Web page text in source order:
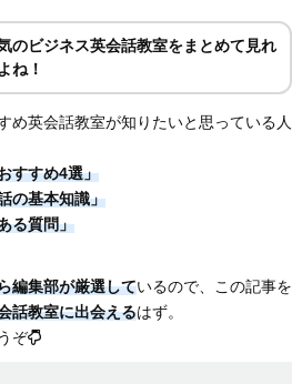
のビジネス英会話教室をまとめて見れ
ね！
め英会話教室が知りたいと思っている人
すすめ4選」
の基本知識」
る質問」
編集部が厳選しているので、この記事を
話教室に出会えるはず。
ぞ